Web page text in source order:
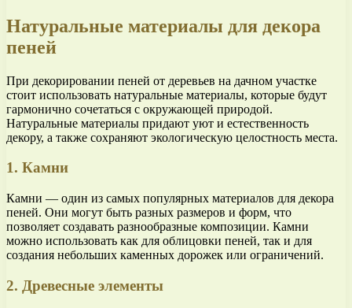
Натуральные материалы для декора
пеней
При декорировании пеней от деревьев на дачном участке
стоит использовать натуральные материалы, которые будут
гармонично сочетаться с окружающей природой.
Натуральные материалы придают уют и естественность
декору, а также сохраняют экологическую целостность места.
1. Камни
Камни — один из самых популярных материалов для декора
пеней. Они могут быть разных размеров и форм, что
позволяет создавать разнообразные композиции. Камни
можно использовать как для облицовки пеней, так и для
создания небольших каменных дорожек или ограничений.
2. Древесные элементы